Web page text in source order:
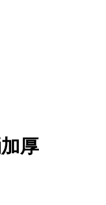
厚